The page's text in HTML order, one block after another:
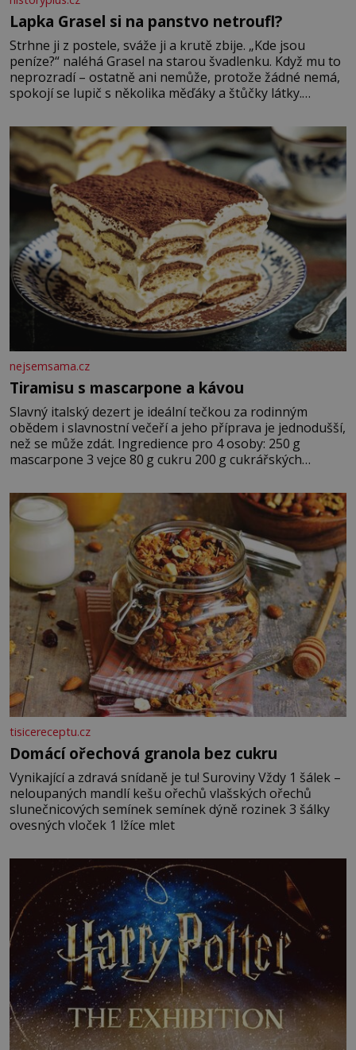
Lapka Grasel si na panstvo netroufl?
Strhne ji z postele, sváže ji a krutě zbije. „Kde jsou
peníze?“ naléhá Grasel na starou švadlenku. Když mu to
neprozradí – ostatně ani nemůže, protože žádné nemá,
spokojí se lupič s několika měďáky a štůčky látky.
krutý. Jeho činy budí hrůzu ještě dlouho po jeho smrti
nejsemsama.cz
Tiramisu s mascarpone a kávou
Slavný italský dezert je ideální tečkou za rodinným
obědem i slavnostní večeří a jeho příprava je jednodušší,
než se může zdát. Ingredience pro 4 osoby: 250 g
mascarpone 3 vejce 80 g cukru 200 g cukrářských
posypání Postup: Oddělte žloutky od bílků. Žloutky
vyšlehejte s cukrem do světlé pěny a postupně do nich
vmíchejte mascarpone, aby vznikl hladký
tisicereceptu.cz
Domácí ořechová granola bez cukru
Vynikající a zdravá snídaně je tu! Suroviny Vždy 1 šálek –
neloupaných mandlí kešu ořechů vlašských ořechů
slunečnicových semínek semínek dýně rozinek 3 šálky
ovesných vloček 1 lžíce mlet